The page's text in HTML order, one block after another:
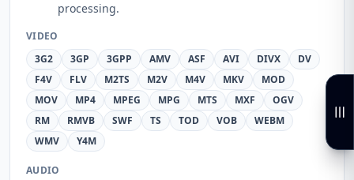
processing.
VIDEO
3G2
3GP 3GPP AMV ASF AVI DIVX
DV
F4V
FLV M2TS M2V M4V MKV
MOD
MOV
MP4 MPEG MPG MTS MXF
OGV
RM
RMVB SWF TS TOD VOB
WEBM
WMV
Y4M
AUDIO